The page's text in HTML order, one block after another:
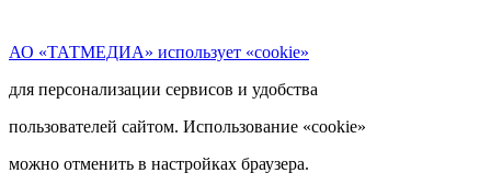
АО «ТАТМЕДИА» использует «cookie»
для персонализации сервисов и удобства
пользователей сайтом. Использование «cookie»
можно отменить в настройках браузера.